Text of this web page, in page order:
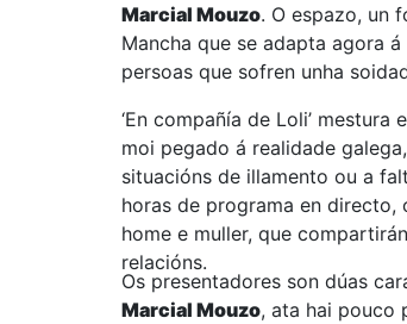
Marcial Mouzo. O espazo, un
Mancha que se adapta agora
persoas que sofren unha
‘En compañía de Loli’
moi pegado á realidade
situacións de illamento ou a
horas de programa en directo,
home e muller, que
relacións.
Os presentadores son dúas
Marcial Mouzo, ata hai pouco